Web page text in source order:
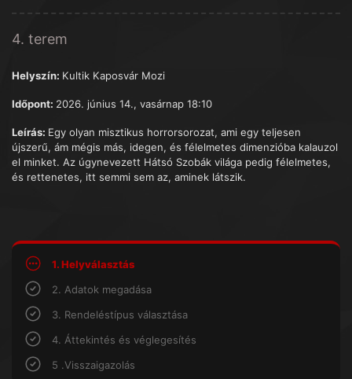
4. terem
Helyszín: Kultik Kaposvár Mozi
Időpont: 2026. június 14., vasárnap 18:10
Leírás: Egy olyan misztikus horrorsorozat, ami egy teljesen
újszerű, ám mégis más, idegen, és félelmetes dimenzióba kalauzol
el minket. Az úgynevezett Hátsó Szobák világa pedig félelmetes,
és rettenetes, itt semmi sem az, aminek látszik.
1. Helyválasztás
2. Adatok megadása
3. Rendeléstípus választása
4. Áttekintés és véglegesítés
5 .Visszaigazolás